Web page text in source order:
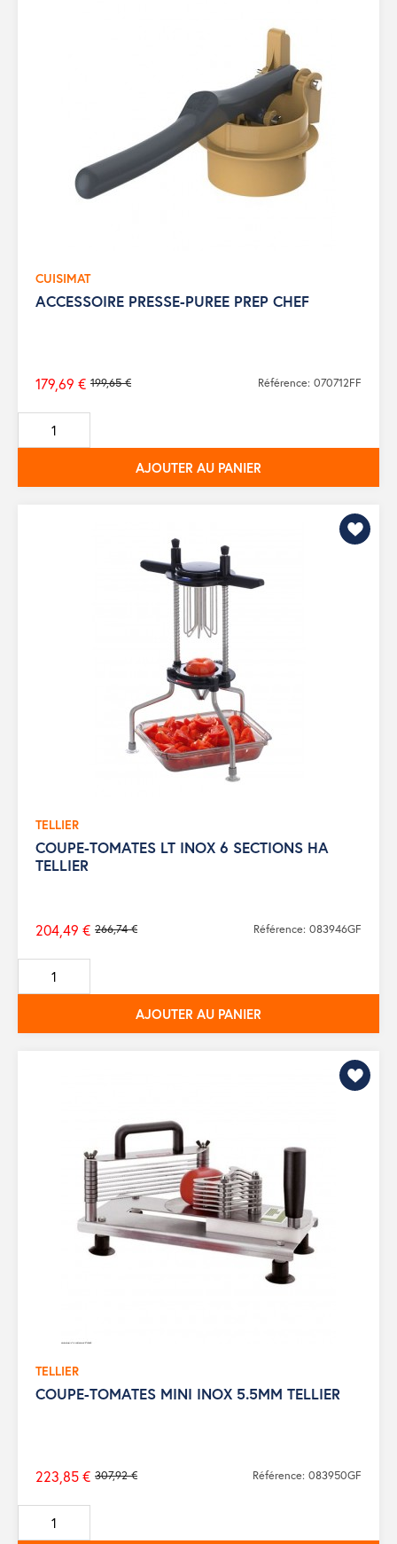
CUISIMAT
ACCESSOIRE PRESSE-PUREE PREP CHEF
Prix
de
base
199,65 €
179,69 € Référence: 070712FF
AJOUTER AU PANIER
TELLIER
COUPE-TOMATES LT INOX 6 SECTIONS HA
TELLIER
Prix
de
base
266,74 €
204,49 € Référence: 083946GF
AJOUTER AU PANIER
TELLIER
COUPE-TOMATES MINI INOX 5.5MM TELLIER
Prix
de
base
307,92 €
223,85 € Référence: 083950GF